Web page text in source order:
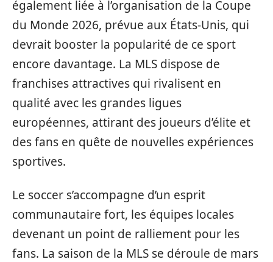
également liée à l’organisation de la Coupe
du Monde 2026, prévue aux États-Unis, qui
devrait booster la popularité de ce sport
encore davantage. La MLS dispose de
franchises attractives qui rivalisent en
qualité avec les grandes ligues
européennes, attirant des joueurs d’élite et
des fans en quête de nouvelles expériences
sportives.
Le soccer s’accompagne d’un esprit
communautaire fort, les équipes locales
devenant un point de ralliement pour les
fans. La saison de la MLS se déroule de mars